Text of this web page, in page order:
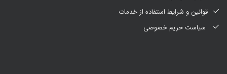
قوانین و شرایط استفاده از خدمات